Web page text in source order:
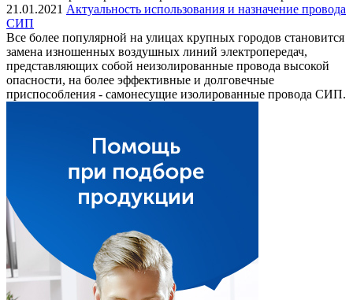
21.01.2021 Актуальность использования и назначение провода
СИП
Все более популярной на улицах крупных городов становится
замена изношенных воздушных линий электропередач,
представляющих собой неизолированные провода высокой
опасности, на более эффективные и долговечные
приспособления - самонесущие изолированные провода СИП.